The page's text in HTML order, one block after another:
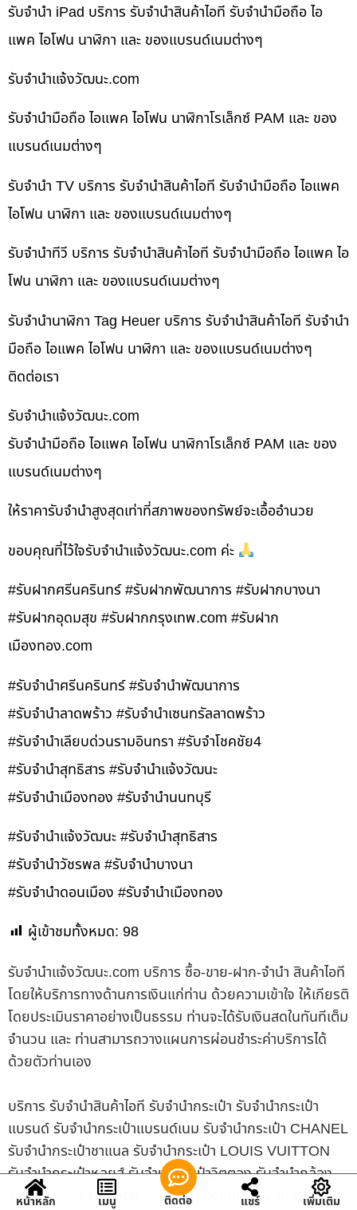
รับจำนำ iPad บริการ รับจำนำสินค้าไอที รับจำนำมือถือ ไอ
แพค ไอโฟน นาฬิกา และ ของแบรนด์เนมต่างๆ
รับจํานําแจ้งวัฒนะ.com
รับจำนำมือถือ ไอแพค ไอโฟน นาฬิกาโรเล็กซ์ PAM และ ของ
แบรนด์เนมต่างๆ
รับจำนำ TV บริการ รับจำนำสินค้าไอที รับจำนำมือถือ ไอแพค
ไอโฟน นาฬิกา และ ของแบรนด์เนมต่างๆ
รับจำนำทีวี บริการ รับจำนำสินค้าไอที รับจำนำมือถือ ไอแพค ไอ
โฟน นาฬิกา และ ของแบรนด์เนมต่างๆ
รับจำนำนาฬิกา Tag Heuer บริการ รับจำนำสินค้าไอที รับจำนำ
มือถือ ไอแพค ไอโฟน นาฬิกา และ ของแบรนด์เนมต่างๆ
ติดต่อเรา
รับจํานําแจ้งวัฒนะ.com
รับจำนำมือถือ ไอแพค ไอโฟน นาฬิกาโรเล็กซ์ PAM และ ของ
แบรนด์เนมต่างๆ
ให้ราคารับจำนำสูงสุดเท่าที่สภาพของทรัพย์จะเอื้ออำนวย
ขอบคุณที่ไว้ใจรับจำนำแจ้งวัฒนะ.com ค่ะ
#รับฝากศรีนครินทร์ #รับฝากพัฒนาการ #รับฝากบางนา
#รับฝากอุดมสุข #รับฝากกรุงเทพ.com #รับฝาก
เมืองทอง.com
#รับจำนำศรีนครินทร์ #รับจำนำพัฒนาการ
#รับจำนำลาดพร้าว #รับจำนำเซนทรัลลาดพร้าว
#รับจำนำเลียบด่วนรามอินทรา #รับจำโชคชัย4
#รับจำนำสุทธิสาร #รับจำนำแจ้งวัฒนะ
#รับจำนำเมืองทอง #รับจำนำนนทบุรี
#รับจำนำแจ้งวัฒนะ #รับจำนำสุทธิสาร
#รับจำนำวัชรพล #รับจำนำบางนา
#รับจำนำดอนเมือง #รับจำนำเมืองทอง
ผู้เข้าชมทั้งหมด: 98
รับจํานําแจ้งวัฒนะ.com บริการ ซื้อ-ขาย-ฝาก-จำนำ สินค้าไอที
โดยให้บริการทางด้านการเงินแก่ท่าน ด้วยความเข้าใจ ให้เกียรติ
โดยประเมินราคาอย่างเป็นธรรม ท่านจะได้รับเงินสดในทันทีเต็ม
จำนวน และ ท่านสามารถวางแผนการผ่อนชำระค่าบริการได้
ด้วยตัวท่านเอง
บริการ รับจำนำสินค้าไอที รับจำนำกระเป๋า รับจำนำกระเป๋า
แบรนด์ รับจำนำกระเป๋าแบรนด์เนม รับจำนำกระเป๋า CHANEL
รับจำนำกระเป๋าชาแนล รับจำนำกระเป๋า LOUIS VUITTON
รับจำนำกระเป๋าหลุยส์ รับจำนำกระเป๋าวิตตอง รับจำนำกล้อง
รับจำนำกล้อง Cannon รับจำนำกล้องแคนนอน รับจำนำ
หน้าหลัก เมนู ติดต่อ แชร์ เพิ่มเติม